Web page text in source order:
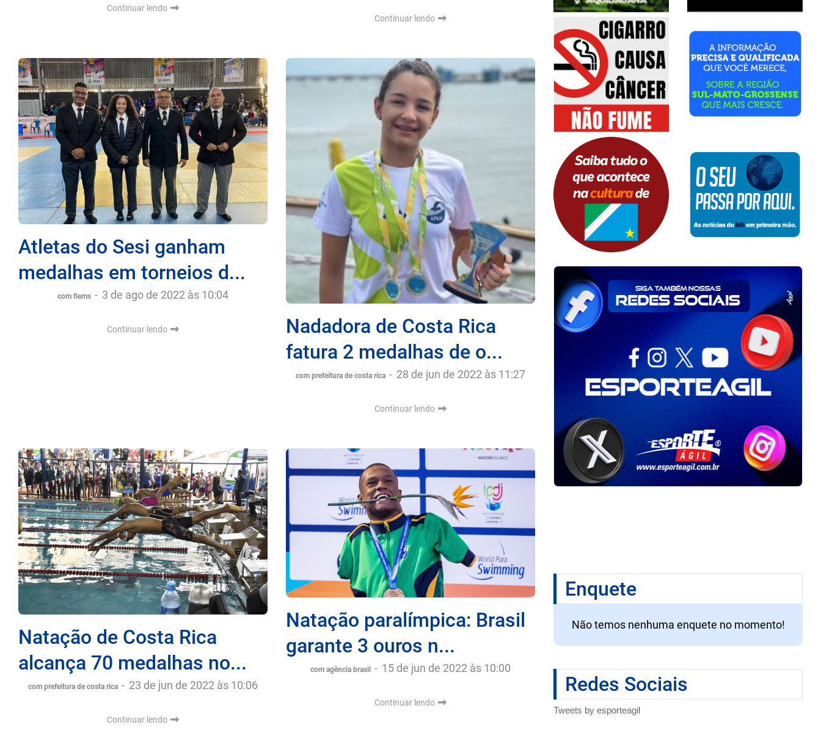
Continuar lendo
Continuar lendo
Atletas do Sesi ganham
medalhas em torneios d...
com fiems - 3 de ago de 2022 às 10:04
Continuar lendo
Nadadora de Costa Rica
fatura 2 medalhas de o...
com prefeitura de costa rica - 28 de jun de 2022 às 11:27
Continuar lendo
Natação de Costa Rica
alcança 70 medalhas no...
com prefeitura de costa rica - 23 de jun de 2022 às 10:06
Continuar lendo
Natação paralímpica: Brasil
garante 3 ouros n...
com agência brasil - 15 de jun de 2022 às 10:00
Continuar lendo
Enquete
Não temos nenhuma enquete no momento!
Redes Sociais
Tweets by esporteagil